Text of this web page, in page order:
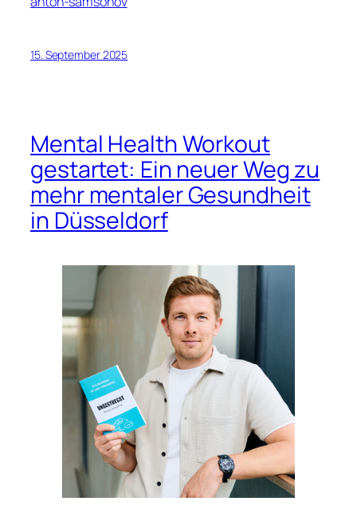
15. September 2025
Mental Health Workout
gestartet: Ein neuer Weg zu
mehr mentaler Gesundheit
in Düsseldorf